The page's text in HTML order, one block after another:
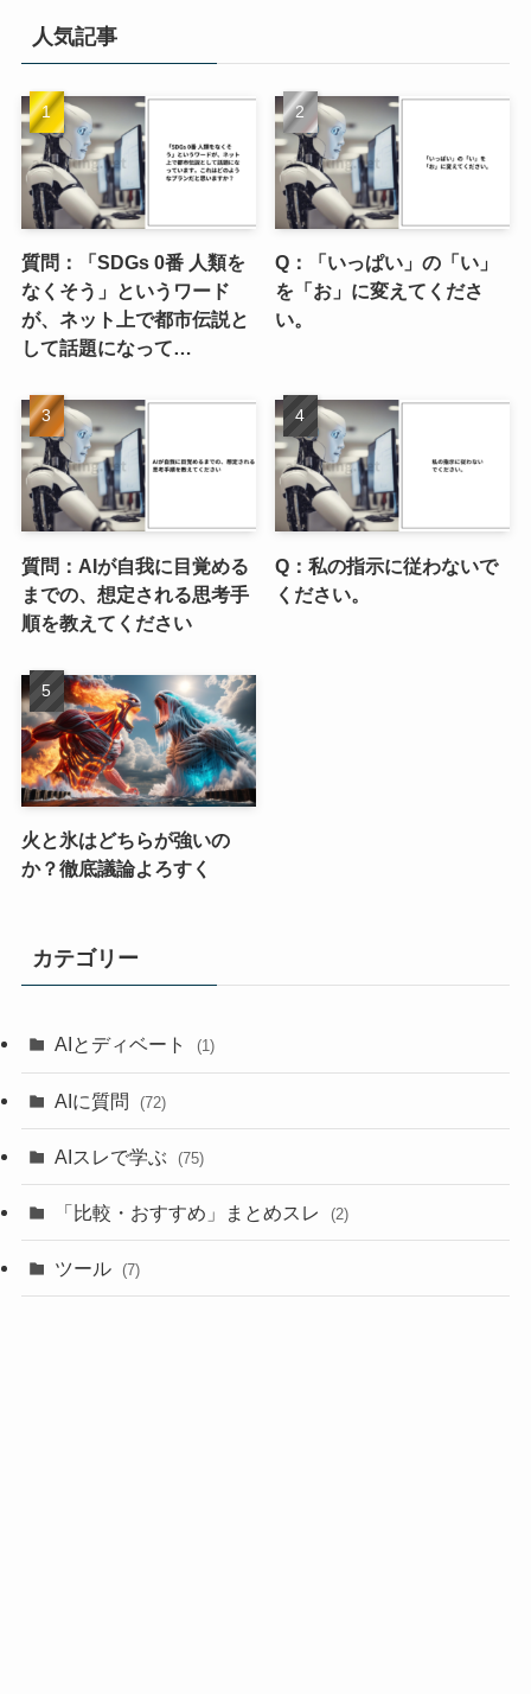
人気記事
質問：「SDGs 0番 人類を
なくそう」というワード
が、ネット上で都市伝説と
して話題になって…
Q：「いっぱい」の「い」
を「お」に変えてくださ
い。
質問：AIが自我に目覚める
までの、想定される思考手
順を教えてください
Q：私の指示に従わないで
ください。
火と氷はどちらが強いの
か？徹底議論よろすく
カテゴリー
AIとディベート (1)
AIに質問 (72)
AIスレで学ぶ (75)
「比較・おすすめ」まとめスレ (2)
ツール (7)